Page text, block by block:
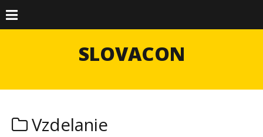
SLOVACON
Vzdelanie